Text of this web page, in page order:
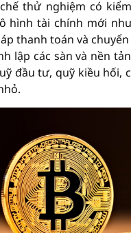
thử nghiệm có
hình tài chính mới
thanh toán và
lập các sàn và nền
đầu tư, quỹ kiều hối,